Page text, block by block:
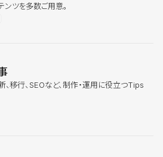
ツを多数ご用意。
、移行、SEOなど、制作・運用に役立つTips